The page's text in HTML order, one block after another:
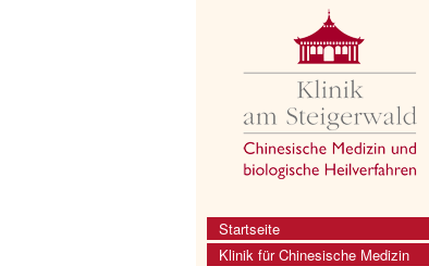
Startseite
Klinik für Chinesische Medizin